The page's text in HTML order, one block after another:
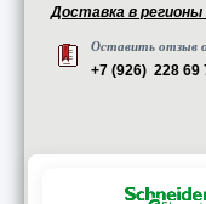
Доставка в регионы
Оставить отзыв
+7 (926) 228 69